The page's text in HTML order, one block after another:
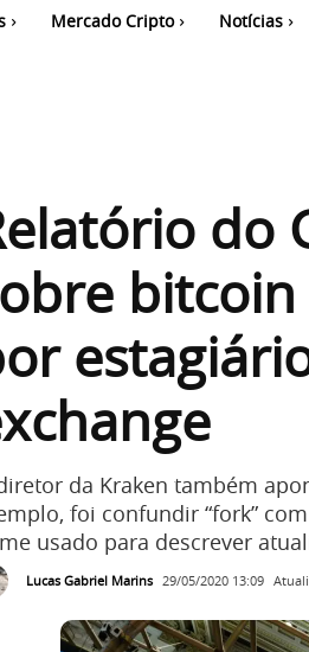
Mercado Cripto Notícias
do
da Kraken também
foi confundir “fork”
usado para descrever
Lucas Gabriel Marins 29/05/2020 13:09